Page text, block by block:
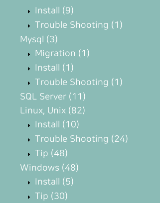
Install (9)
Trouble Shooting (1)
Mysql (3)
Migration (1)
Install (1)
Trouble Shooting (1)
SQL Server (11)
Linux, Unix (82)
Install (10)
Trouble Shooting (24)
Tip (48)
Windows (48)
Install (5)
Tip (30)